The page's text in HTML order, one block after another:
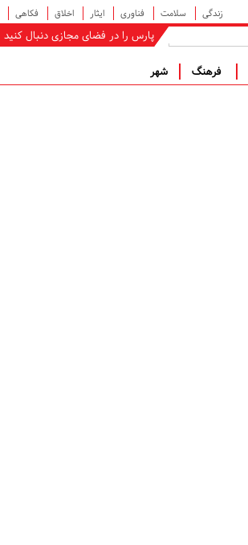
زندگی سلامت فناوری ایثار اخلاق فکاهی
پارس را در فضای مجازی دنبال کنید
فرهنگ شهر